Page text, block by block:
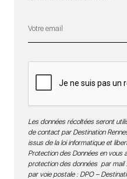
Les données récoltées seront
de contact par Destination
issus de la loi informatique et
Protection des Données en vous
protection des données par mail :
par voie postale : DPO –